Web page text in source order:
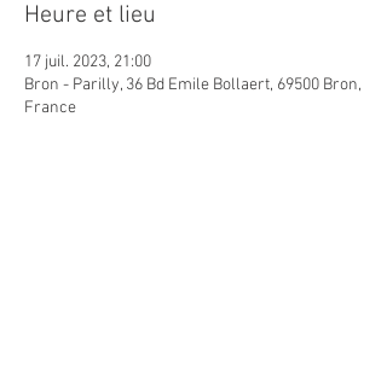
Heure et lieu
17 juil. 2023, 21:00
Bron - Parilly, 36 Bd Emile Bollaert, 69500 Bron,
France